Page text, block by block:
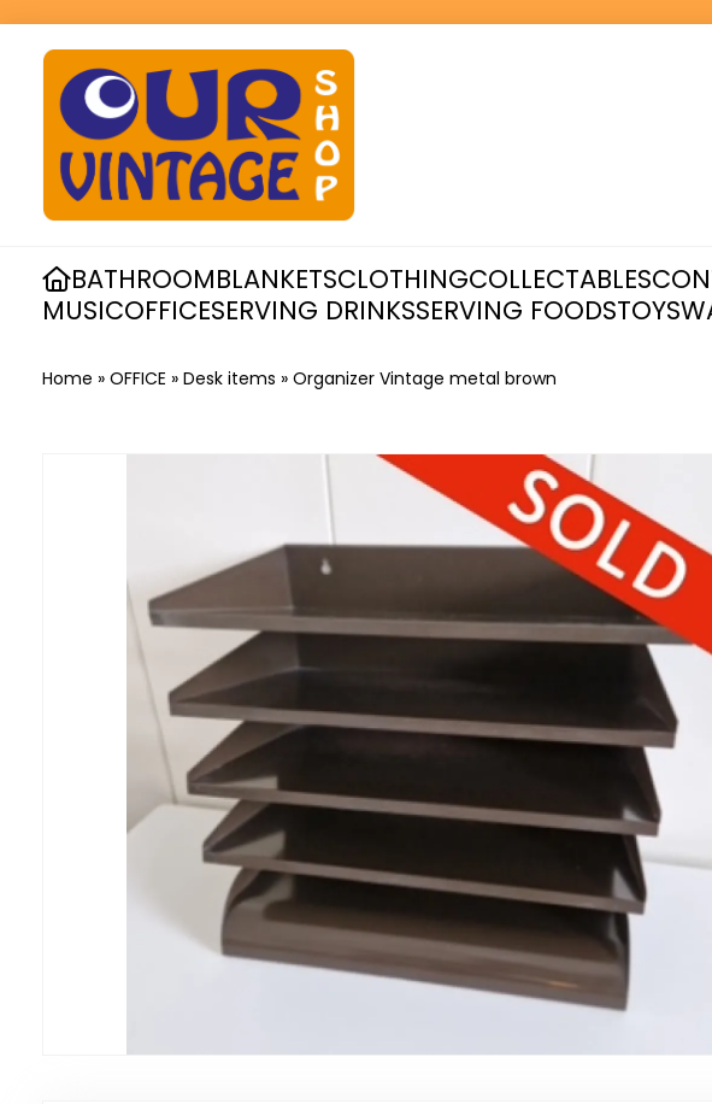
BATHROOMBLANKETSCLOTHINGCOLLECTABLES
MUSICOFFICESERVING DRINKSSERVING FOODSTOYS
Home » OFFICE » Desk items » Organizer Vintage metal brown